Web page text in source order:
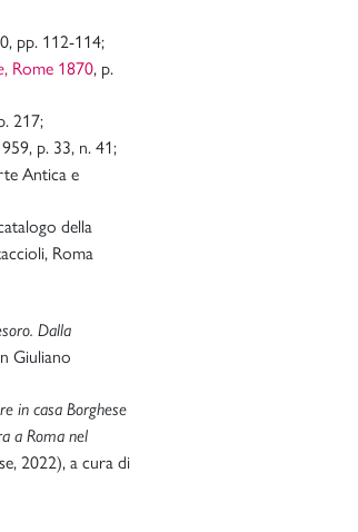
pp. 112-114;
, Rome 1870, p.
217;
p. 33, n. 41;
Antica e
della
Roma
Dalla
Giuliano
in casa Borghese
a Roma nel
2022), a cura di